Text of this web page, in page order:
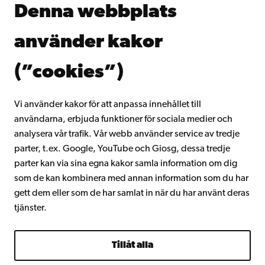
Denna webbplats
använder kakor
(”cookies”)
Vi använder kakor för att anpassa innehållet till
användarna, erbjuda funktioner för sociala medier och
analysera vår trafik. Vår webb använder service av tredje
parter, t.ex. Google, YouTube och Giosg, dessa tredje
parter kan via sina egna kakor samla information om dig
som de kan kombinera med annan information som du har
gett dem eller som de har samlat in när du har använt deras
tjänster.
Tillåt alla
Kontinuerligt lärande
Gå med i Åbo Akademis alumnnätverk
Intranätet
Facebook InstagramYouTube LinkedIn Blog Snapchat